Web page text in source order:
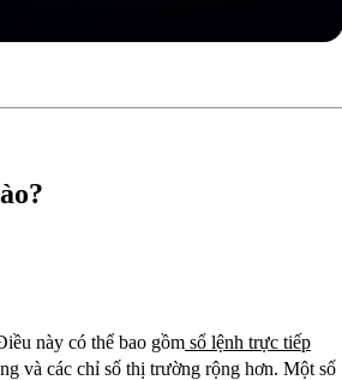
này có thể bao gồm sổ lệnh trực tiếp
và các chỉ số thị trường rộng hơn. Một số